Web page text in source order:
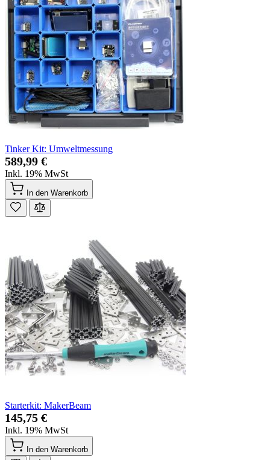
Tinker Kit: Umweltmessung
589,99 €
Inkl. 19% MwSt
In den Warenkorb
Starterkit: MakerBeam
145,75 €
Inkl. 19% MwSt
In den Warenkorb